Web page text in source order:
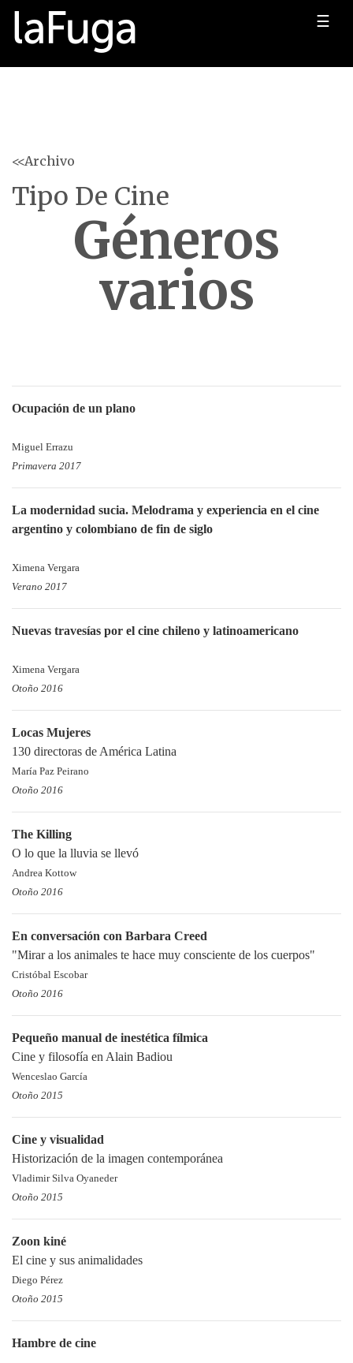
☰
<<Archivo
Tipo De Cine
Géneros
varios
Ocupación de un plano
Miguel Errazu
Primavera 2017
La modernidad sucia. Melodrama y experiencia en el cine
argentino y colombiano de fin de siglo
Ximena Vergara
Verano 2017
Nuevas travesías por el cine chileno y latinoamericano
Ximena Vergara
Otoño 2016
Locas Mujeres
130 directoras de América Latina
María Paz Peirano
Otoño 2016
The Killing
O lo que la lluvia se llevó
Andrea Kottow
Otoño 2016
En conversación con Barbara Creed
"Mirar a los animales te hace muy consciente de los cuerpos"
Cristóbal Escobar
Otoño 2016
Pequeño manual de inestética fílmica
Cine y filosofía en Alain Badiou
Wenceslao García
Otoño 2015
Cine y visualidad
Historización de la imagen contemporánea
Vladimir Silva Oyaneder
Otoño 2015
Zoon kiné
El cine y sus animalidades
Diego Pérez
Otoño 2015
Hambre de cine